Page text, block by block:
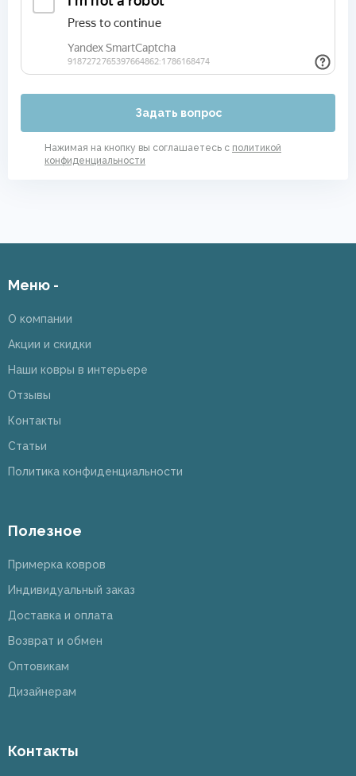
Задать вопрос
Нажимая на кнопку вы соглашаетесь с политикой
конфиденциальности
Меню -
О компании
Акции и скидки
Наши ковры в интерьере
Отзывы
Контакты
Статьи
Политика конфиденциальности
Полезное
Примерка ковров
Индивидуальный заказ
Доставка и оплата
Возврат и обмен
Оптовикам
Дизайнерам
Контакты